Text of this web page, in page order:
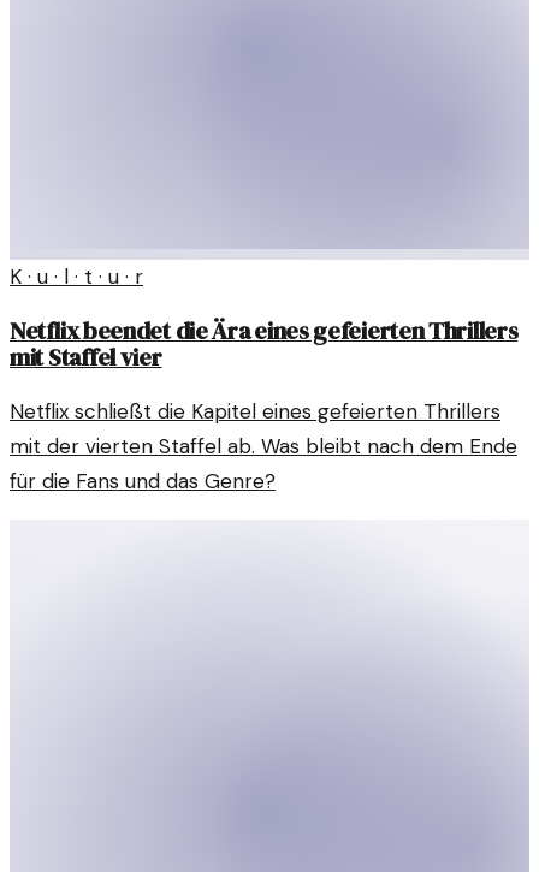
K · u · l · t · u · r
Netflix beendet die Ära eines gefeierten Thrillers
mit Staffel vier
Netflix schließt die Kapitel eines gefeierten Thrillers
mit der vierten Staffel ab. Was bleibt nach dem Ende
für die Fans und das Genre?